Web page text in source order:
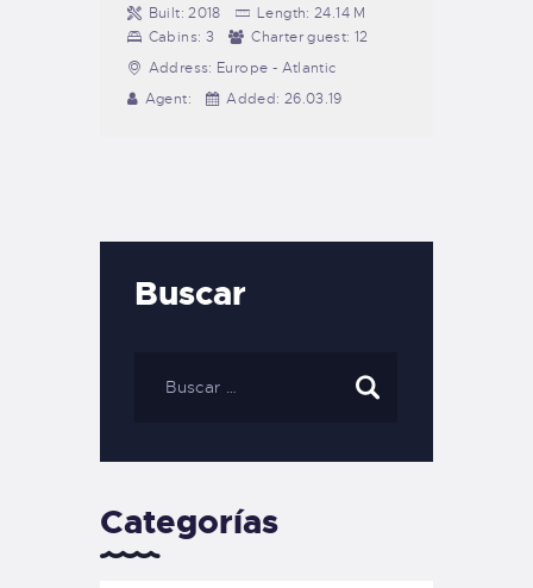
Built: 2018 Length: 24.14 M
Cabins: 3 Charter guest: 12
Address: Europe - Atlantic
Agent:
Added: 26.03.19
Buscar
Categorías